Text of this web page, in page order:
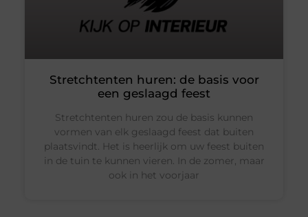
Stretchtenten huren: de basis voor
een geslaagd feest
Stretchtenten huren zou de basis kunnen
vormen van elk geslaagd feest dat buiten
plaatsvindt. Het is heerlijk om uw feest buiten
in de tuin te kunnen vieren. In de zomer, maar
ook in het voorjaar